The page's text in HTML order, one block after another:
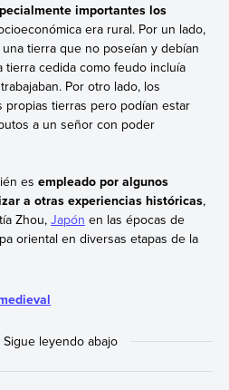
importantes los
era rural. Por un lado,
tierra que no poseían y debían
tierra cedida como feudo incluía
Por otro lado, los
tierras pero podían estar
a un señor con poder
es empleado por algunos
a otras experiencias históricas,
Zhou, Japón en las épocas de
oriental en diversas etapas de la